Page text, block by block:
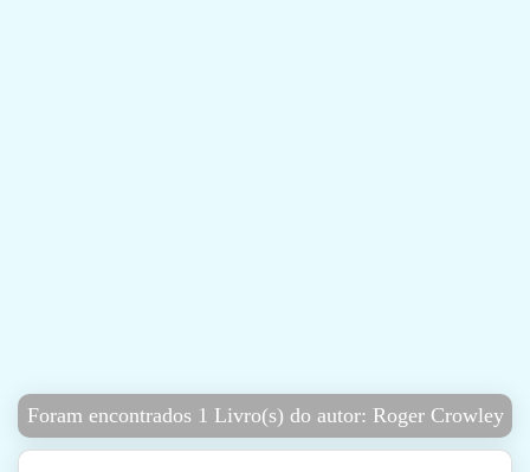
Foram encontrados 1 Livro(s) do autor: Roger Crowley